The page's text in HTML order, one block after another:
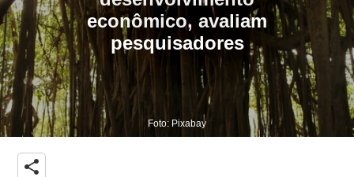
econômico, avaliam
pesquisadores
Foto: Pixabay
share